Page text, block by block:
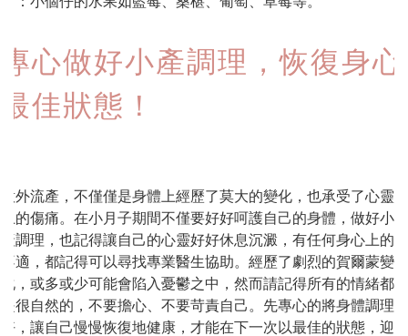
專心做好小產調理，恢復身心
最佳狀態！
意外流產，不僅僅是身體上經歷了莫大的變化，也承受了心靈
上的傷痛。在小月子期間不僅要好好呵護自己的身體，做好小
產調理，也記得讓自己的心靈好好休息沉澱，有任何身心上的
不適，都記得可以尋找專業醫生協助。經歷了劇烈的賀爾蒙變
化，或多或少可能會陷入憂鬱之中，然而請記得所有的情緒都
是很自然的，不要擔心、不要苛責自己。先專心的將身體調理
好，讓自己慢慢恢復地健康，才能在下一次以最佳的狀態，迎